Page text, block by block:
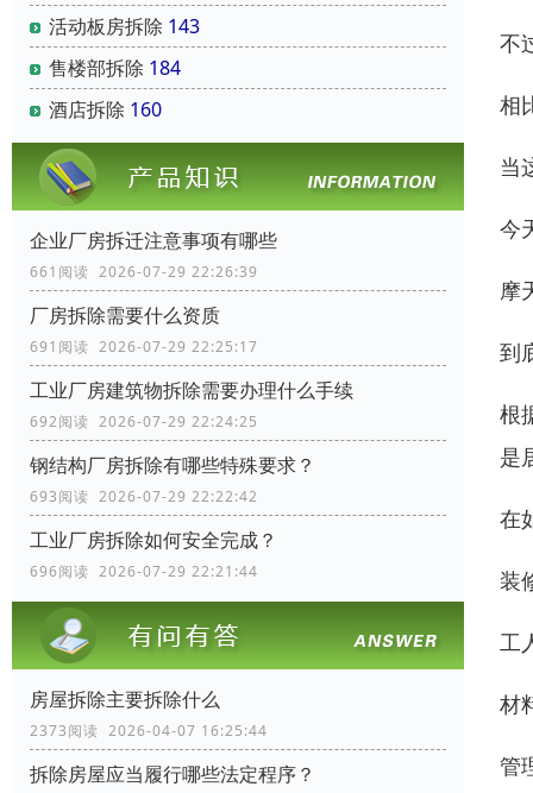
活动板房拆除 143
售楼部拆除 184
酒店拆除 160
企业厂房拆迁注意事项有哪些
661阅读 2026-07-29 22:26:39
厂房拆除需要什么资质
691阅读 2026-07-29 22:25:17
工业厂房建筑物拆除需要办理什么手续
692阅读 2026-07-29 22:24:25
钢结构厂房拆除有哪些特殊要求？
693阅读 2026-07-29 22:22:42
工业厂房拆除如何安全完成？
696阅读 2026-07-29 22:21:44
房屋拆除主要拆除什么
2373阅读 2026-04-07 16:25:44
拆除房屋应当履行哪些法定程序？
不
相
当
今
摩
到
根
是
在
装
工
材
管